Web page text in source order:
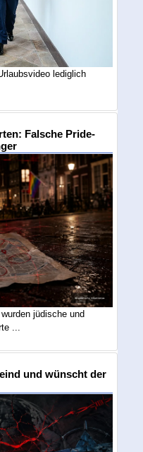
lediglich
Falsche Pride-
jüdische und
...
und wünscht der